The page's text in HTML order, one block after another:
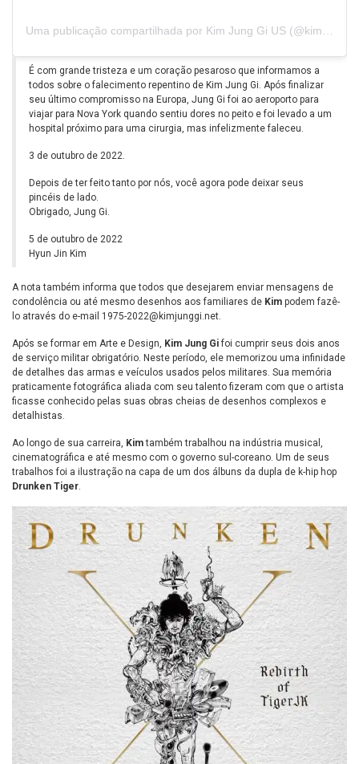
É com grande tristeza e um coração pesaroso que informamos a
todos sobre o falecimento repentino de Kim Jung Gi. Após finalizar
seu último compromisso na Europa, Jung Gi foi ao aeroporto para
viajar para Nova York quando sentiu dores no peito e foi levado a um
hospital próximo para uma cirurgia, mas infelizmente faleceu.
3 de outubro de 2022.
Depois de ter feito tanto por nós, você agora pode deixar seus
pincéis de lado.
Obrigado, Jung Gi.
5 de outubro de 2022
Hyun Jin Kim
A nota também informa que todos que desejarem enviar mensagens de
condolência ou até mesmo desenhos aos familiares de Kim podem fazê-
lo através do e-mail 1975-2022@kimjunggi.net
Após se formar em Arte e Design, Kim Jung Gifoi cumprir seus dois anos
de serviço militar obrigatório. Neste período, ele memorizou uma infinidade
de detalhes das armas e veículos usados pelos militares. Sua memória
praticamente fotográfica aliada com seu talento fizeram com que o artista
ficasse conhecido pelas suas obras cheias de desenhos complexos e
detalhistas.
Ao longo de sua carreira, Kimtambém trabalhou na indústria musical,
cinematográfica e até mesmo com o governo sul-coreano. Um de seus
trabalhos foi a ilustração na capa de um dos álbuns da dupla de k-hip hop
Drunken Tiger